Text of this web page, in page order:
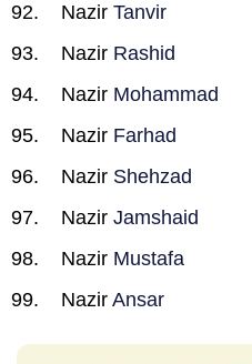
Nazir Tanvir
Nazir Rashid
Nazir Mohammad
Nazir Farhad
Nazir Shehzad
Nazir Jamshaid
Nazir Mustafa
Nazir Ansar